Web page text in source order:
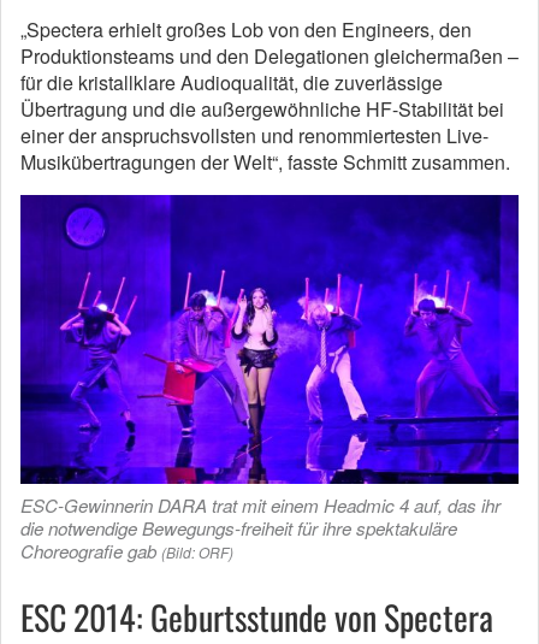
„Spectera erhielt großes Lob von den Engineers, den
Produktionsteams und den Delegationen gleichermaßen –
für die kristallklare Audioqualität, die zuverlässige
Übertragung und die außergewöhnliche HF-Stabilität bei
einer der anspruchsvollsten und renommiertesten Live-
Musikübertragungen der Welt“, fasste Schmitt zusammen.
ESC-Gewinnerin DARA trat mit einem Headmic 4 auf, das ihr
die notwendige Bewegungs-freiheit für ihre spektakuläre
Choreografie gab (Bild: ORF)
ESC 2014: Geburtsstunde von Spectera